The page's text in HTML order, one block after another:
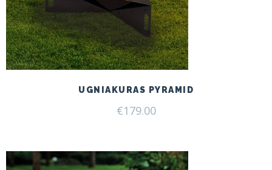
UGNIAKURAS PYRAMID
€179.00